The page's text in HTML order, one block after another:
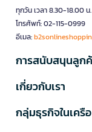
ทุกวัน เวลา 8.30-18.00 น.
โทรศัพท์: 02-115-0999
อีเมล:
การสนับสนุนลูก
เกี่ยวกับเรา
กลุ่มธุรกิจในเครือ